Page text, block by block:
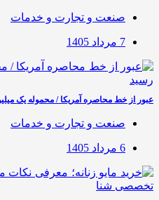
صنعت و تجارت و خدمات
7 مرداد 1405
عبور از خط محاصره آمریکا / محموله یک
صنعت و تجارت و خدمات
6 مرداد 1405